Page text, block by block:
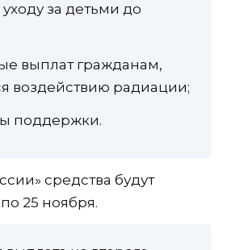
за детьми до
выплат гражданам,
воздействию радиации;
поддержки.
средства будут
по 25 ноября.